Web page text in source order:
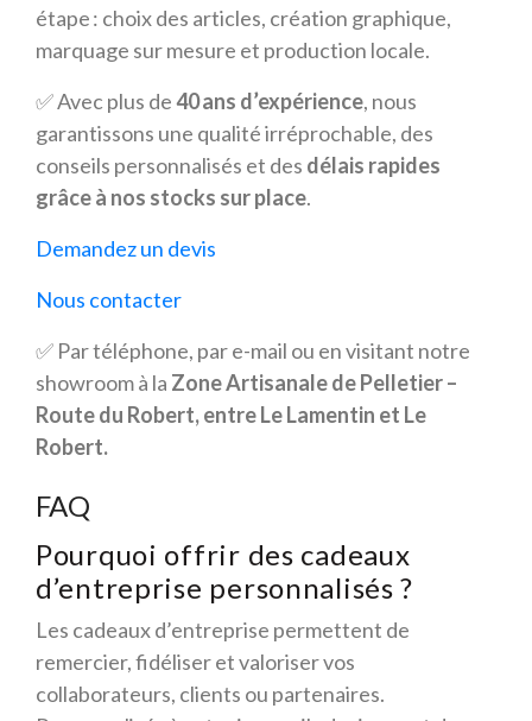
étape : choix des articles, création graphique,
marquage sur mesure et production locale.
✅ Avec plus de40 ans d’expérience, nous
garantissons une qualité irréprochable, des
conseils personnalisés et des délais rapides
grâce à nos stocks sur place.
Demandez un devis
Nous contacter
✅ Par téléphone, par e-mail ou en visitant notre
showroom à la Zone Artisanale de Pelletier –
Route du Robert, entre Le Lamentin et Le
Robert.
FAQ
Pourquoi offrir des cadeaux
d’entreprise personnalisés ?
Les cadeaux d’entreprise permettent de
remercier, fidéliser et valoriser vos
collaborateurs, clients ou partenaires.